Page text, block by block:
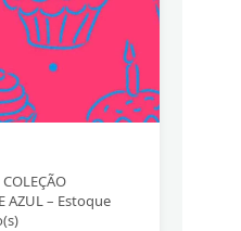
AZUL – Estoque